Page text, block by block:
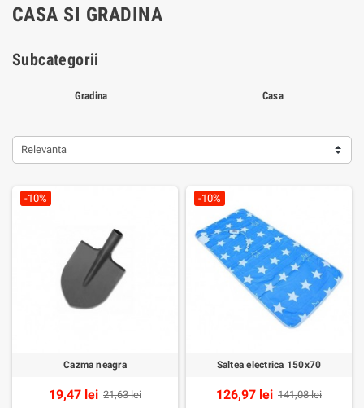
CASA SI GRADINA
Subcategorii
Gradina Casa
Relevanta
-10%
Cazma neagra
19,47 lei 21,63 lei
-10%
Saltea electrica 150x70
126,97 lei 141,08 lei